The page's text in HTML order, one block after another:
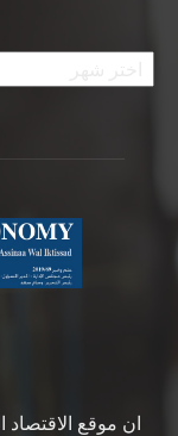
الأرشيف
ان موقع الاقتصاد